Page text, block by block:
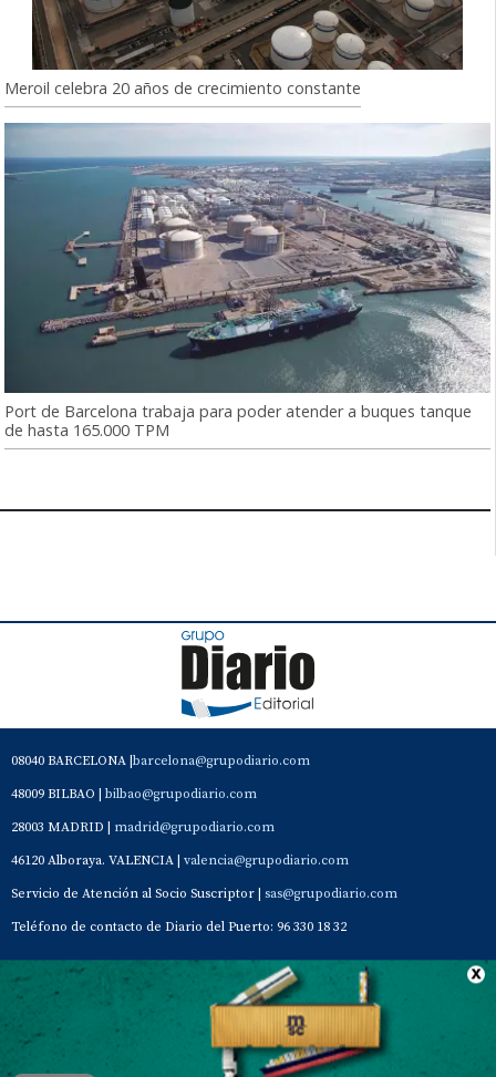
Meroil celebra 20 años de crecimiento constante
Port de Barcelona trabaja para poder atender a buques tanque
de hasta 165.000 TPM
08040 BARCELONA | barcelona@grupodiario.com
48009 BILBAO | bilbao@grupodiario.com
28003 MADRID | madrid@grupodiario.com
46120 Alboraya. VALENCIA | valencia@grupodiario.com
Servicio de Atención al Socio Suscriptor | sas@grupodiario.com
Teléfono de contacto de Diario del Puerto: 96 330 18 32
Contacto Aviso Legal Quiénes somos Política de privacidad